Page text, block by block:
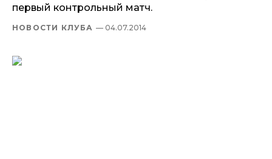
первый контрольный матч.
НОВОСТИ КЛУБА — 04.07.2014